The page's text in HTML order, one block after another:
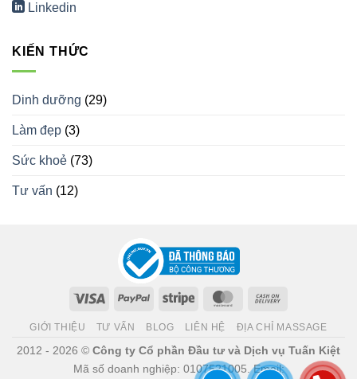
Linkedin
KIẾN THỨC
Dinh dưỡng (29)
Làm đẹp (3)
Sức khoẻ (73)
Tư vấn (12)
Visa PayPal Stripe MasterCard
Delivery
GIỚI THIỆU TƯ VẤN BLOG LIÊN HỆ ĐỊA CHỈ MASSAGE
2012 - 2026 © Công ty Cổ phần Đầu tư và Dịch vụ Tuấn Kiệt
Mã số doanh nghiệp: 0107521005. Email: